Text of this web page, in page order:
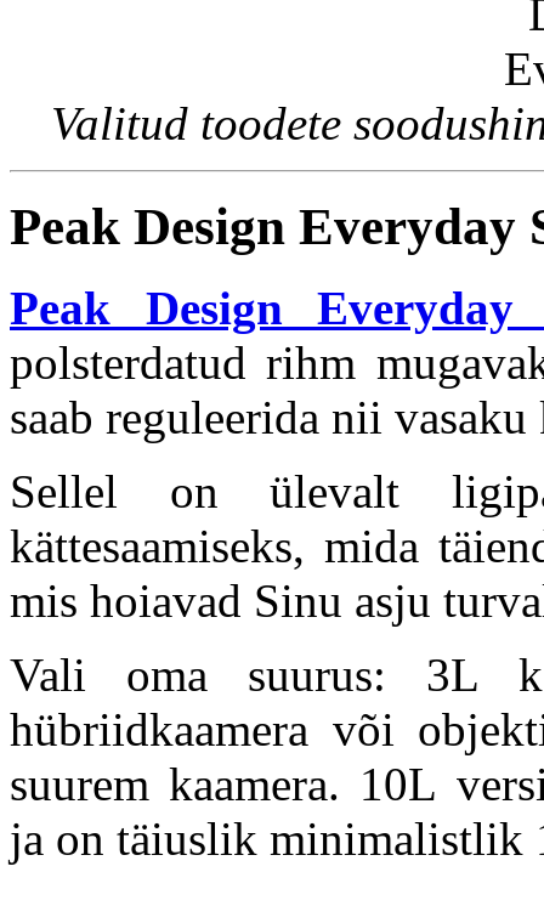
Valitud toodete
Peak Design Everyday
Peak Design Everyday
polsterdatud rihm
saab reguleerida nii
Sellel on ülevalt
kättesaamiseks, mida
mis hoiavad Sinu asju
Vali oma suurus: 3L
hübriidkaamera või
suurem kaamera. 10L
ja on täiuslik minimalistlik